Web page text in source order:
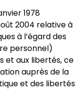
1978
2004 relative à
à l’égard des
personnel)
et aux libertés, ce
auprès de la
et des libertés